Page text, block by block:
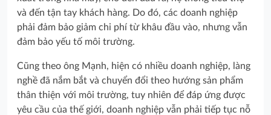
và đến tận tay khách hàng. Do đó, các doanh nghiệp
phải đảm bảo giảm chi phí từ khâu đầu vào, nhưng vẫn
đảm bảo yếu tố môi trường.
Cũng theo ông Mạnh, hiện có nhiều doanh nghiệp, làng
nghề đã nắm bắt và chuyển đổi theo hướng sản phẩm
thân thiện với môi trường, tuy nhiên để đáp ứng được
yêu cầu của thế giới, doanh nghiệp vẫn phải tiếp tục nỗ